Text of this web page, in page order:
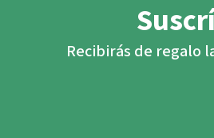
Recibirás de regalo